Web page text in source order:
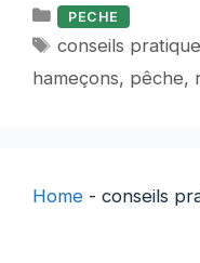
Catégories
PECHE
Étiquettes
conseils
hameçons, pêche,
Home - conseils